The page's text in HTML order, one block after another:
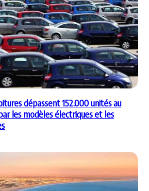
dépassent 152.000 unités au
les modèles électriques et les